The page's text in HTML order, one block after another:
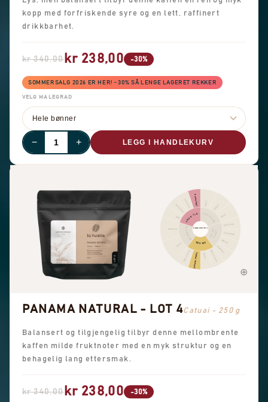
kopp med forfriskende syre og en lett, raffinert
drikkbarhet.
kr 340,00kr 238,00 -30%
SOMMERSALG 2026 ER HER! −30% SÅ LENGE LAGERET REKKER
VELG MALEGRAD
− + LEGG I HANDLEKURV
Kanel Pepper
Skarp
Sjokolade
Hasselnøtt
Mandel
Peanøtter
Brunt sukker
Generell sødme
Søte aromaer
Sort te
Blomster
Bær
Tørket frukt Sitrusfrukt Annen frukt
SØDME
BLOMSTER
FRUKTIG
SMAKSPROFIL
PANAMA NATURAL - LOT 4Catuai - 250 g
Balansert og tilgjengelig tilbyr denne mellombrente
kaffen milde fruktnoter med en myk struktur og en
behagelig lang ettersmak.
kr 340,00kr 238,00 -30%